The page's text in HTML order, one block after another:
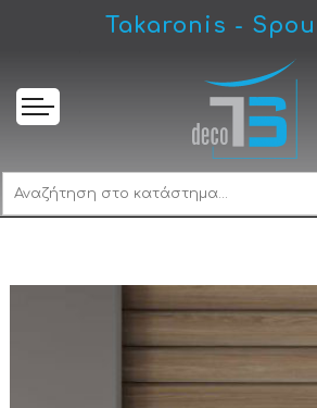
Takaronis -
Drop Ντουλάπι 60 White 5ΝΚ6060